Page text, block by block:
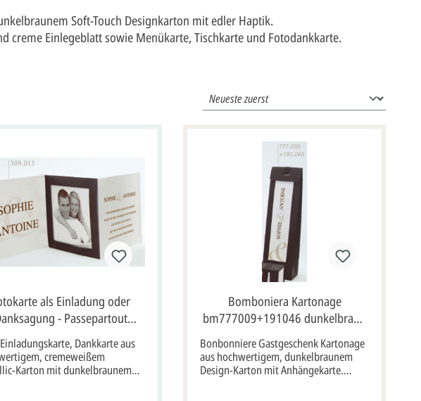
Soft-Touch Designkarton mit edler Haptik.
creme Einlegeblatt sowie Menükarte, Tischkarte und Fotodankkarte.
als Einladung oder
- Passepartout
mit Fotorahmen
Dankkarte aus
cremeweißem
Karton mit dunkelbraunem
Bomboniera Kartonage
bm777009+191046 dunkelbraun
Gastgeschenk
Bonbonniere Gastgeschenk Kartonage
aus hochwertigem, dunkelbraunem
Design-Karton mit Anhängekarte.